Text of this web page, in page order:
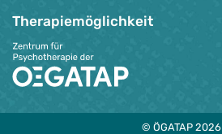
Therapie­möglichkeit
© ÖGATAP 2026